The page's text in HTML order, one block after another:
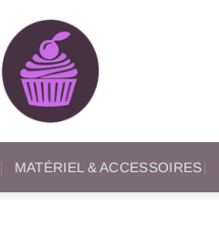
MATÉRIEL & ACCESSOIRES